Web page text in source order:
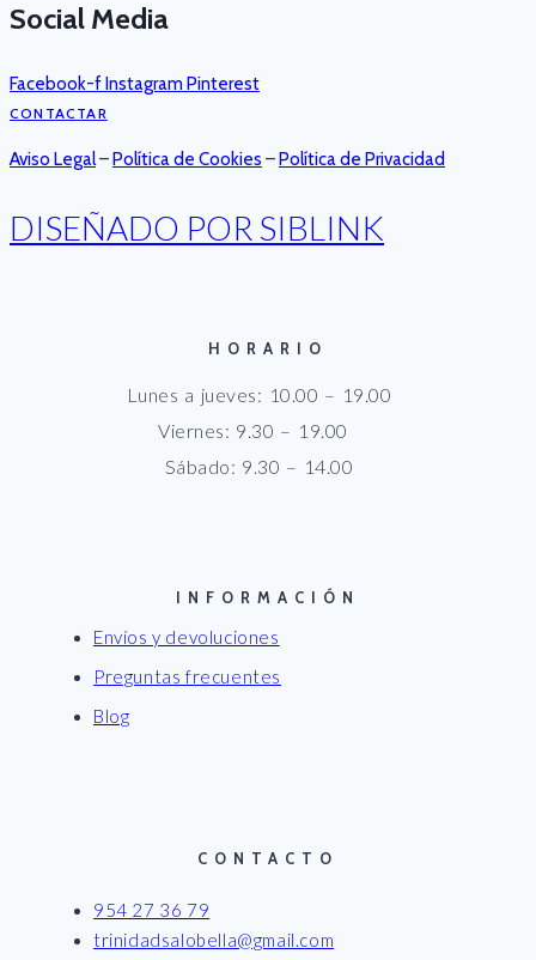
Social Media
Facebook-fInstagramPinterest
CONTACTAR
Aviso Legal–Política de Cookies –Política de Privacidad
DISEÑADO POR SIBLINK
HORARIO
Lunes a jueves: 10.00 – 19.00
Viernes: 9.30 – 19.00
Sábado: 9.30 – 14.00
INFORMACIÓN
Envíos y devoluciones
Preguntas frecuentes
Blog
CONTACTO
954 27 36 79
trinidadsalobella@gmail.com